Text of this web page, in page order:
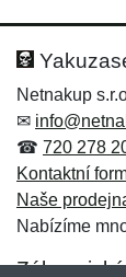
Netnakup
✉
☎ 720 278
Kontaktní
Naše
Nabízíme